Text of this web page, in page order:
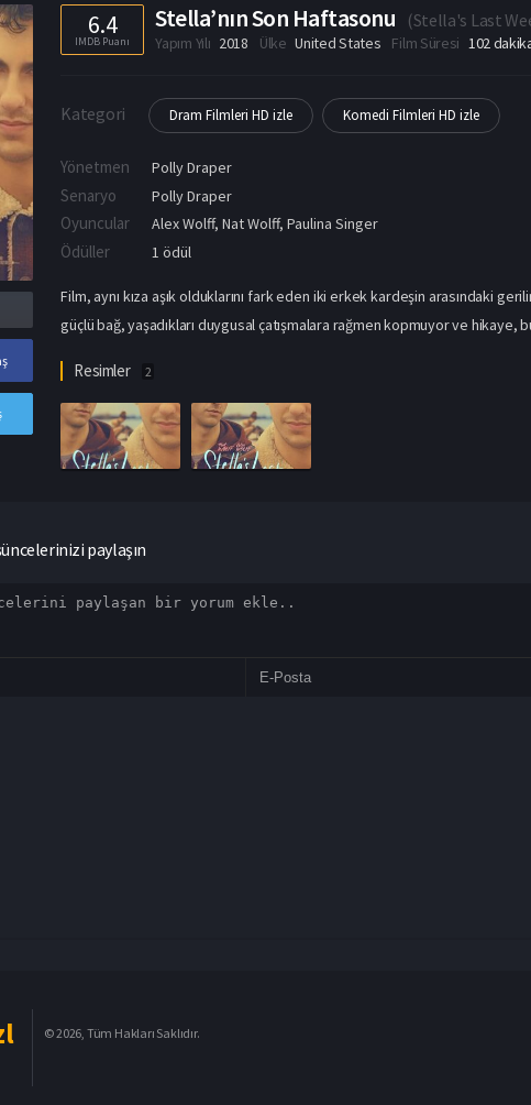
6.4
IMDB Puanı
Stella’nın Son Haftasonu (Stella's Last
Yapım Yılı 2018 Ülke United States Film Süresi 102
Kategori Dram Filmleri HD izle Komedi Filmleri HD izle
Yönetmen Polly Draper
Senaryo Polly Draper
Oyuncular Alex Wolff,Nat Wolff,Paulina Singer
Ödüller 1 ödül
Film, aynı kıza aşık olduklarını fark eden iki erkek kardeşin arasındaki
güçlü bağ, yaşadıkları duygusal çatışmalara rağmen kopmuyor ve hikaye,
Resimler 2
paylaşın
© 2026, Tüm Hakları Saklıdır.